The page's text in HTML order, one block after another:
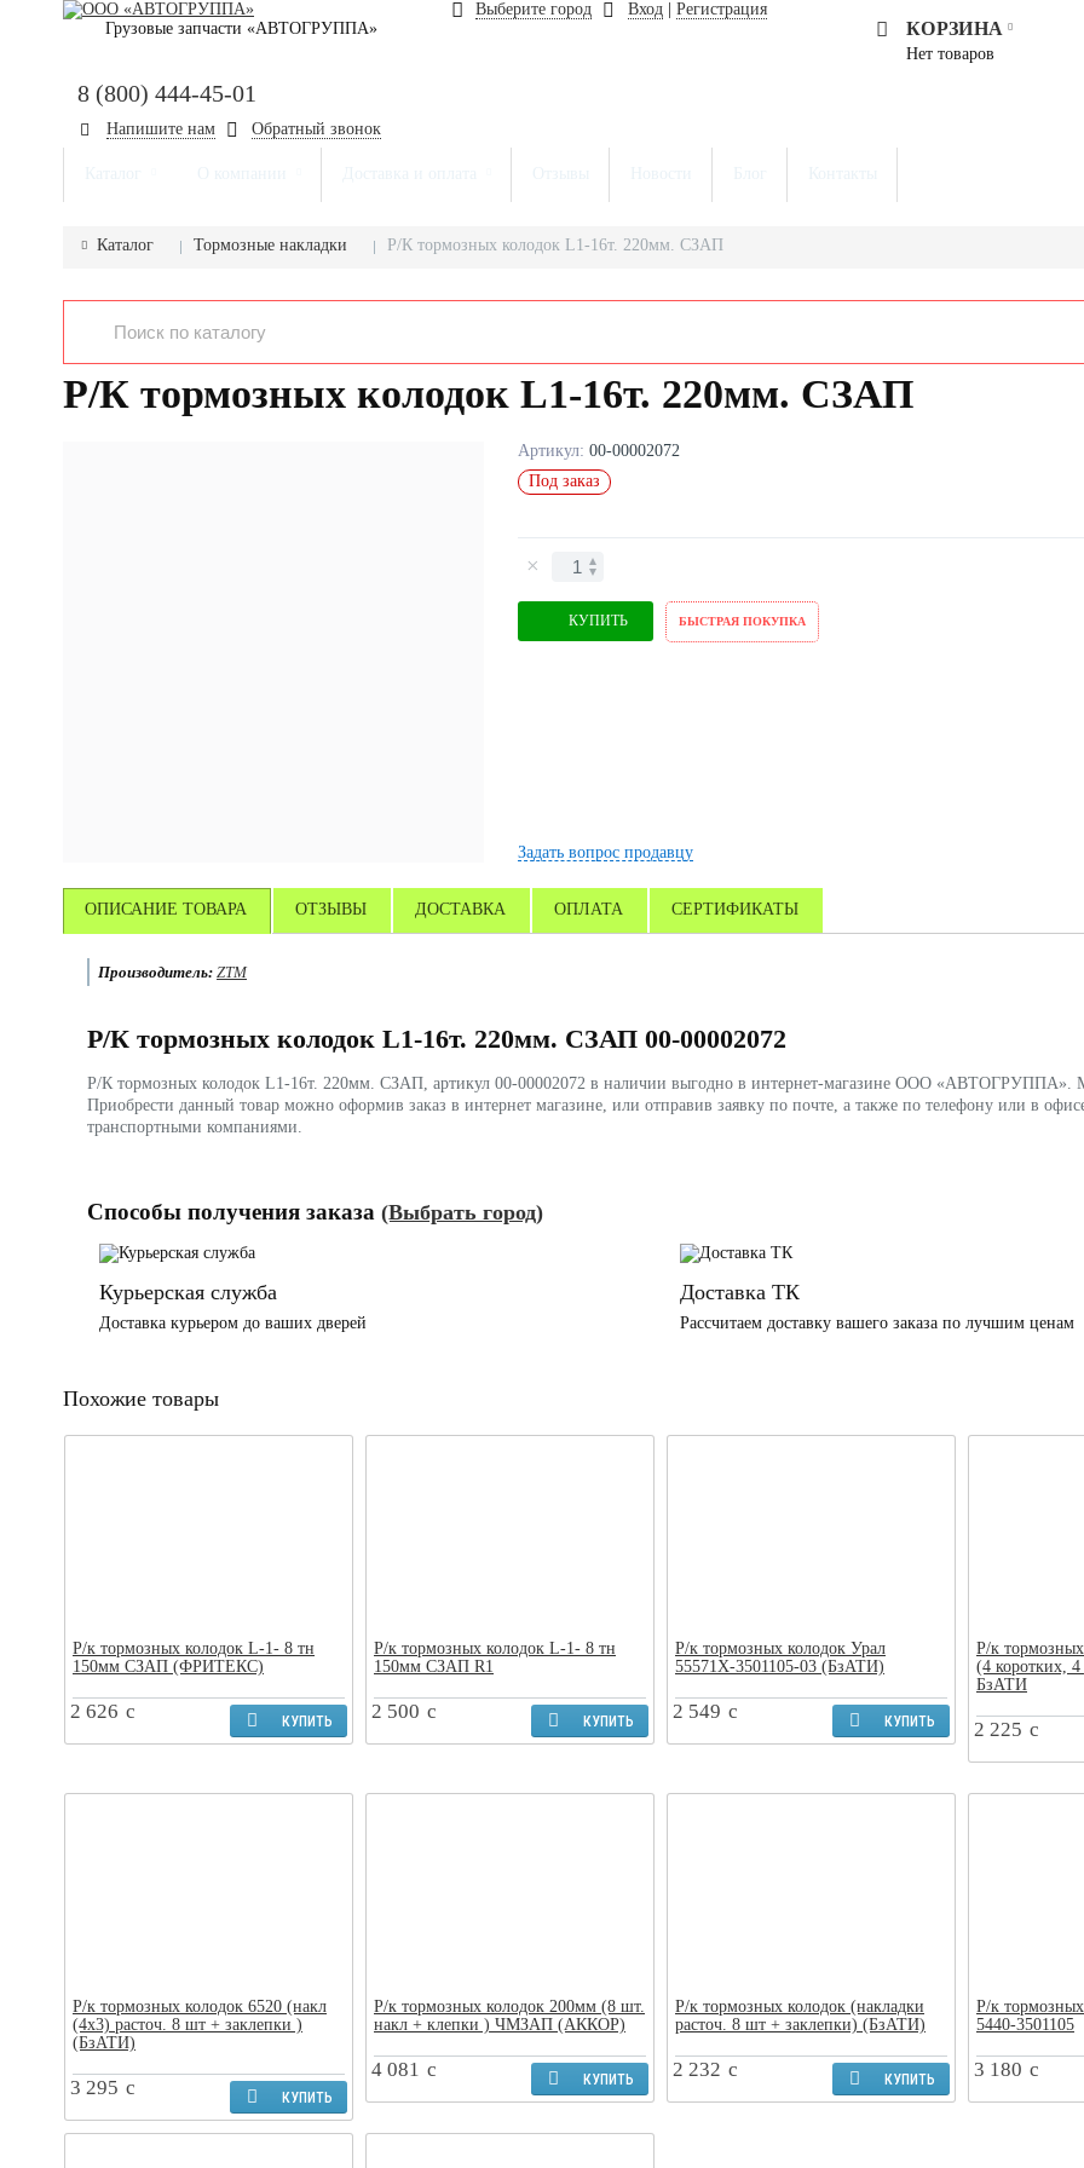
Грузовые запчасти «АВТОГРУППА»
Выберите город Вход Регистрация
КОРЗИНА
Нет товаров
8 (800) 444-45-01
+7 (917) 857-00-16
Напишите нам Обратный звонок
Каталог Тормозные накладки Р/К тормозных колодок L1-16т. 220мм. СЗАП
Р/К тормозных колодок L1-16т. 220мм. СЗАП
Артикул: 00-00002072
Под заказ
КУПИТЬ БЫСТРАЯ ПОКУПКА
Задать вопрос продавцу
ОПИСАНИЕ ТОВАРА ОТЗЫВЫ ДОСТАВКА ОПЛАТА СЕРТИФИКАТЫ
Производитель: ZTM
Р/К тормозных колодок L1-16т. 220мм. СЗАП 00-00002072
Р/К тормозных колодок L1-16т. 220мм. СЗАП, артикул 00-00002072 в наличии выгодно в интернет-магазине ООО «АВТОГРУППА».
Приобрести данный товар можно оформив заказ в интернет магазине, или отправив заявку по почте, а также по телефону или в
транспортными компаниями.
Способы получения заказа (Выбрать город)
Курьерская служба
Доставка курьером до ваших дверей
Доставка ТК
Рассчитаем доставку вашего заказа по лучшим ценам
Похожие товары
Р/к тормозных колодок L-1- 8 тн
150мм СЗАП (ФРИТЕКС)
2 626 c КУПИТЬ
Р/к тормозных колодок L-1- 8 тн
150мм СЗАП R1
2 500 c КУПИТЬ
Р/к тормозных колодок Урал
55571Х-3501105-03 (БзАТИ)
2 549 c КУПИТЬ
Р/к
(4 коротких,
БзАТИ
2 225 c
Р/к тормозных колодок 6520 (накл
(4х3) расточ. 8 шт + заклепки )
(БзАТИ)
3 295 c КУПИТЬ
Р/к тормозных колодок 200мм (8 шт.
накл + клепки ) ЧМЗАП (АККОР)
4 081 c КУПИТЬ
Р/к тормозных колодок (накладки
расточ. 8 шт + заклепки) (БзАТИ)
2 232 c КУПИТЬ
Р/к
5440-3501105
3 180 c